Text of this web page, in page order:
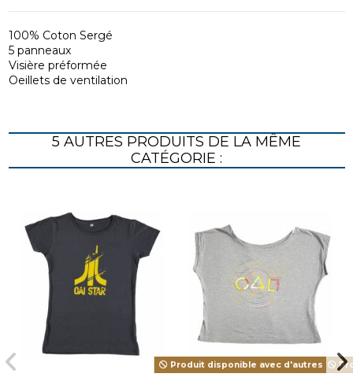
100% Coton Sergé
5 panneaux
Visière préformée
Oeillets de ventilation
5 AUTRES PRODUITS DE LA MÊME
CATÉGORIE :
Produit disponible avec d'autres